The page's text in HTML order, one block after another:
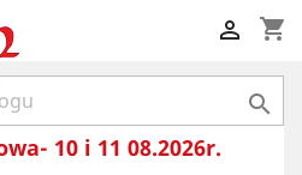
shopping_cart


10 i 11 08.2026r.